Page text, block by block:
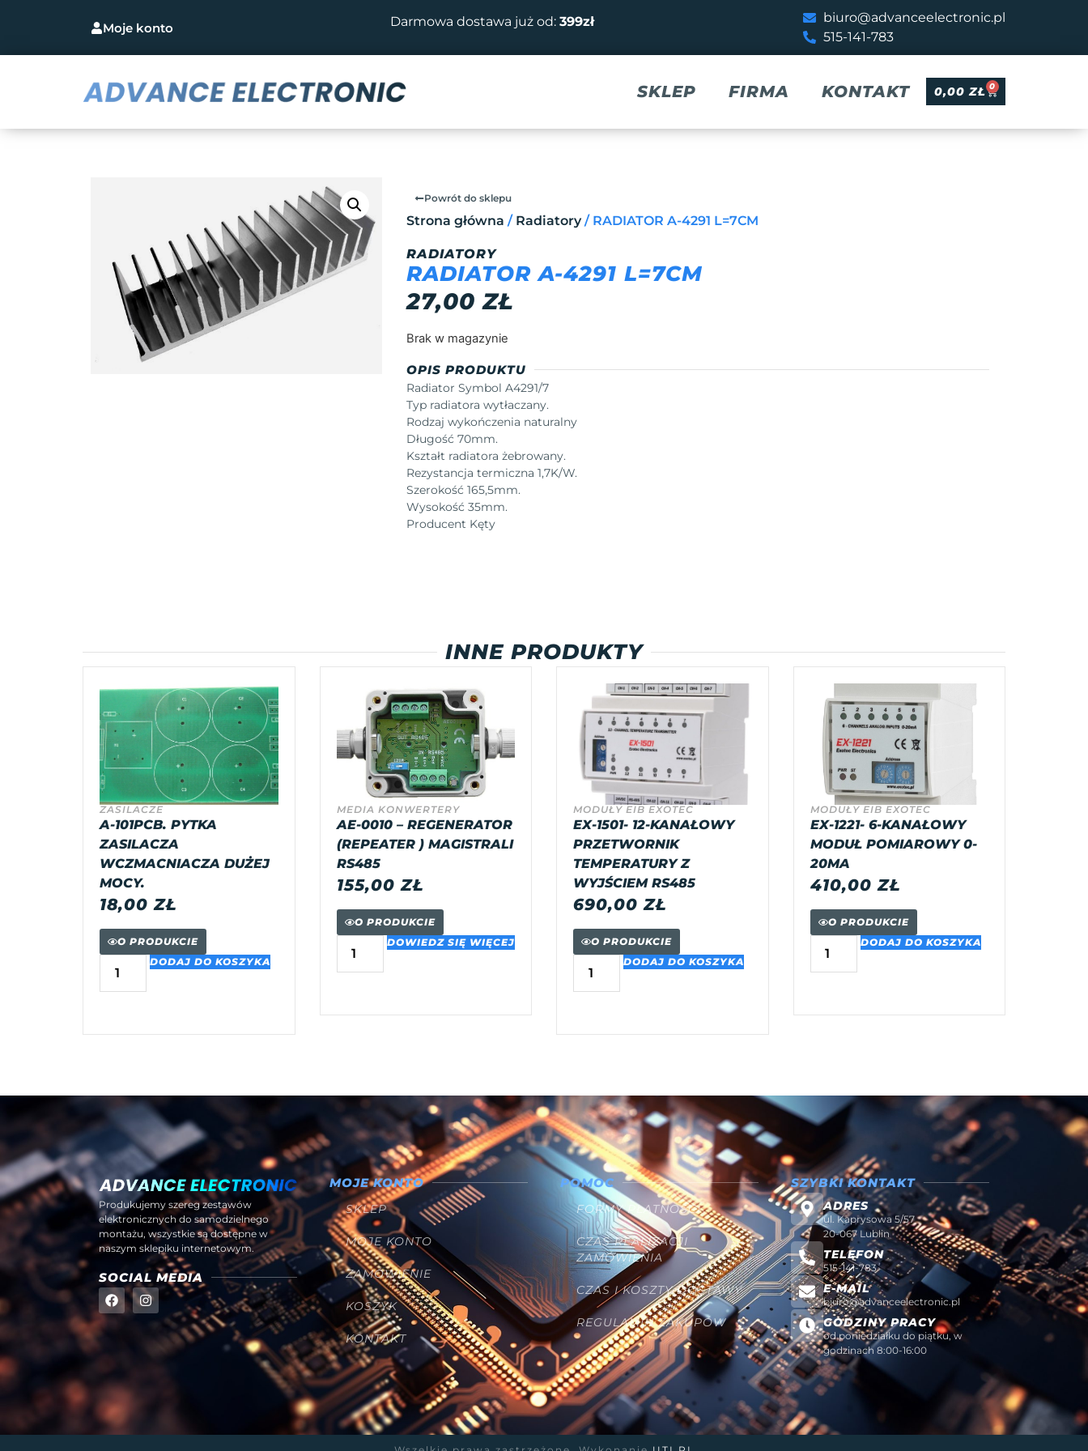
Moje konto Darmowa dostawa już od: 399zł
biuro@advanceelectronic.pl
515-141-783
SKLEP FIRMA KONTAKT 0,00ZŁ 0
Powrót do sklepu
Strona główna / Radiatory/ RADIATOR A-4291 L=7CM
RADIATORY
RADIATOR A-4291 L=7CM
27,00ZŁ
Brak w magazynie
OPIS PRODUKTU
Radiator Symbol A4291/7
Typ radiatora wytłaczany.
Rodzaj wykończenia naturalny
Długość 70mm.
Kształt radiatora żebrowany.
Rezystancja termiczna 1,7K/W.
Szerokość 165,5mm.
Wysokość 35mm.
Producent Kęty
INNE PRODUKTY
ZASILACZE
A-101PCB. PYTKA
ZASILACZA
WCZMACNIACZA DUŻEJ
MOCY.
18,00ZŁ
O PRODUKCIE
DODAJ DO KOSZYKA
MEDIA KONWERTERY
AE-0010 – REGENERATOR
(REPEATER ) MAGISTRALI
RS485
155,00ZŁ
O PRODUKCIE
DOWIEDZ SIĘ WIĘCEJ
MODUŁY EIB EXOTEC
EX-1501- 12-KANAŁOWY
PRZETWORNIK
TEMPERATURY Z
WYJŚCIEM RS485
690,00ZŁ
O PRODUKCIE
DODAJ DO KOSZYKA
MODUŁY EIB EXOTEC
EX-1221- 6-KANAŁOWY
MODUŁ POMIAROWY 0-
20MA
410,00ZŁ
O PRODUKCIE
DODAJ DO KOSZYKA
Produkujemy szereg zestawów
elektronicznych do samodzielnego
montażu, wszystkie są dostępne w
naszym sklepiku internetowym.
SOCIAL MEDIA
MOJE KONTO
SKLEP
MOJE KONTO
ZAMÓWIENIE
KOSZYK
KONTAKT
POMOC
FORMY PŁATNOŚCI
CZAS REALIZACJI
ZAMÓWIENIA
CZAS I KOSZTY DOSTAWY
REGULAMIN ZAKUPÓW
SZYBKI KONTAKT
ADRES
ul. Kaprysowa 5/57
20-067 Lublin
TELEFON
515-141-783
E-MAIL
biuro@advanceelectronic.pl
GODZINY PRACY
od poniedziałku do piątku, w
godzinach 8:00-16:00